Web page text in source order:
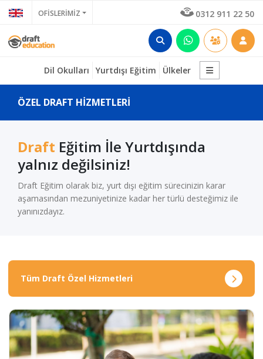
OFİSLERİMİZ 0312 911 22 50
Dil Okulları Yurtdışı Eğitim Ülkeler
ÖZEL DRAFT HİZMETLERİ
Draft Eğitim İle Yurtdışında
yalnız değilsiniz!
Draft Eğitim olarak biz, yurt dışı eğitim sürecinizin karar
aşamasından mezuniyetinize kadar her türlü desteğimiz ile
yanınızdayız.
Tüm Draft Özel Hizmetleri